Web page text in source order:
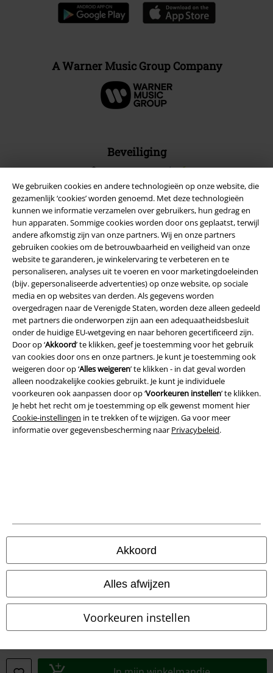
We gebruiken cookies en andere technologieën op onze website, die
gezamenlijk ‘cookies’ worden genoemd. Met deze technologieën
kunnen we informatie verzamelen over gebruikers, hun gedrag en
hun apparaten. Sommige cookies worden door ons geplaatst, terwijl
andere afkomstig zijn van onze partners. Wij en onze partners
gebruiken cookies om de betrouwbaarheid en veiligheid van onze
website te garanderen, je winkelervaring te verbeteren en te
personaliseren, analyses uit te voeren en voor marketingdoeleinden
(bijv. gepersonaliseerde advertenties) op onze website, op sociale
media en op websites van derden. Als gegevens worden
overgedragen naar de Verenigde Staten, worden deze alleen gedeeld
met partners die onderworpen zijn aan een adequaatheidsbesluit
onder de huidige EU-wetgeving en naar behoren gecertificeerd zijn.
Door op ‘Akkoord’ te klikken, geef je toestemming voor het gebruik
van cookies door ons en onze partners. Je kunt je toestemming ook
weigeren door op ‘Alles weigeren’ te klikken - in dat geval worden
alleen noodzakelijke cookies gebruikt. Je kunt je individuele
voorkeuren ook aanpassen door op ‘Voorkeuren instellen’ te klikken.
Je hebt het recht om je toestemming op elk gewenst moment hier
Cookie-instellingen in te trekken of te wijzigen. Ga voor meer
informatie over gegevensbescherming naar Privacybeleid.
Akkoord
Alles afwijzen
Voorkeuren instellen
A Warner Music Group Company
Beveiliging
Legal
Algemene Voorwaarden
Bedrijfsgegevens
Privacyverklaring
Verklaring van conformiteit
Onze online shops
EMP International